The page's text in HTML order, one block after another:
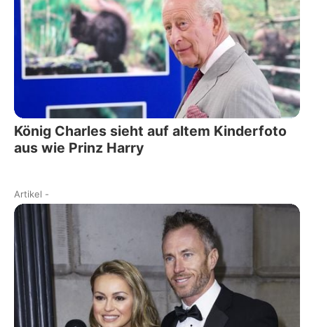
König Charles sieht auf altem Kinderfoto
aus wie Prinz Harry
Artikel -